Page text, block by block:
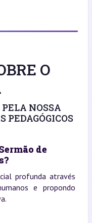
O
NOSSA
PEDAGÓGICOS
de
profunda através
e propondo